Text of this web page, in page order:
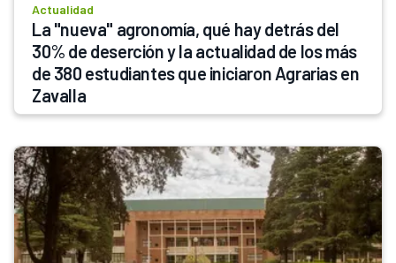
Actualidad
La "nueva" agronomía, qué hay detrás del
30% de deserción y la actualidad de los más
de 380 estudiantes que iniciaron Agrarias en
Zavalla